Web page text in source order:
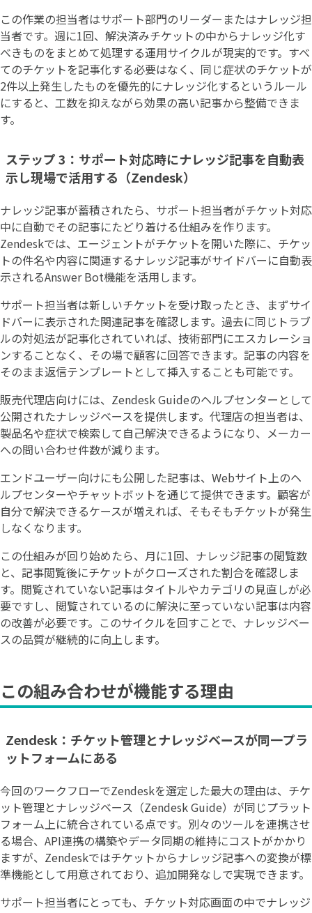
この作業の担当者はサポート部門のリーダーまたはナレッジ担
当者です。週に1回、解決済みチケットの中からナレッジ化す
べきものをまとめて処理する運用サイクルが現実的です。すべ
てのチケットを記事化する必要はなく、同じ症状のチケットが
2件以上発生したものを優先的にナレッジ化するというルール
にすると、工数を抑えながら効果の高い記事から整備できま
す。
ステップ 3：サポート対応時にナレッジ記事を自動表
示し現場で活用する（Zendesk）
ナレッジ記事が蓄積されたら、サポート担当者がチケット対応
中に自動でその記事にたどり着ける仕組みを作ります。
Zendeskでは、エージェントがチケットを開いた際に、チケッ
トの件名や内容に関連するナレッジ記事がサイドバーに自動表
示されるAnswer Bot機能を活用します。
サポート担当者は新しいチケットを受け取ったとき、まずサイ
ドバーに表示された関連記事を確認します。過去に同じトラブ
ルの対処法が記事化されていれば、技術部門にエスカレーショ
ンすることなく、その場で顧客に回答できます。記事の内容を
そのまま返信テンプレートとして挿入することも可能です。
販売代理店向けには、Zendesk Guideのヘルプセンターとして
公開されたナレッジベースを提供します。代理店の担当者は、
製品名や症状で検索して自己解決できるようになり、メーカー
への問い合わせ件数が減ります。
エンドユーザー向けにも公開した記事は、Webサイト上のヘ
ルプセンターやチャットボットを通じて提供できます。顧客が
自分で解決できるケースが増えれば、そもそもチケットが発生
しなくなります。
この仕組みが回り始めたら、月に1回、ナレッジ記事の閲覧数
と、記事閲覧後にチケットがクローズされた割合を確認しま
す。閲覧されていない記事はタイトルやカテゴリの見直しが必
要ですし、閲覧されているのに解決に至っていない記事は内容
の改善が必要です。このサイクルを回すことで、ナレッジベー
スの品質が継続的に向上します。
この組み合わせが機能する理由
Zendesk：チケット管理とナレッジベースが同一プラ
ットフォームにある
今回のワークフローでZendeskを選定した最大の理由は、チケ
ット管理とナレッジベース（Zendesk Guide）が同じプラット
フォーム上に統合されている点です。別々のツールを連携させ
る場合、API連携の構築やデータ同期の維持にコストがかかり
ますが、Zendeskではチケットからナレッジ記事への変換が標
準機能として用意されており、追加開発なしで実現できます。
サポート担当者にとっても、チケット対応画面の中でナレッジ